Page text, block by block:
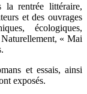
la rentrée littéraire,
et des ouvrages
écologiques,
« Mai
et essais, ainsi
exposés.